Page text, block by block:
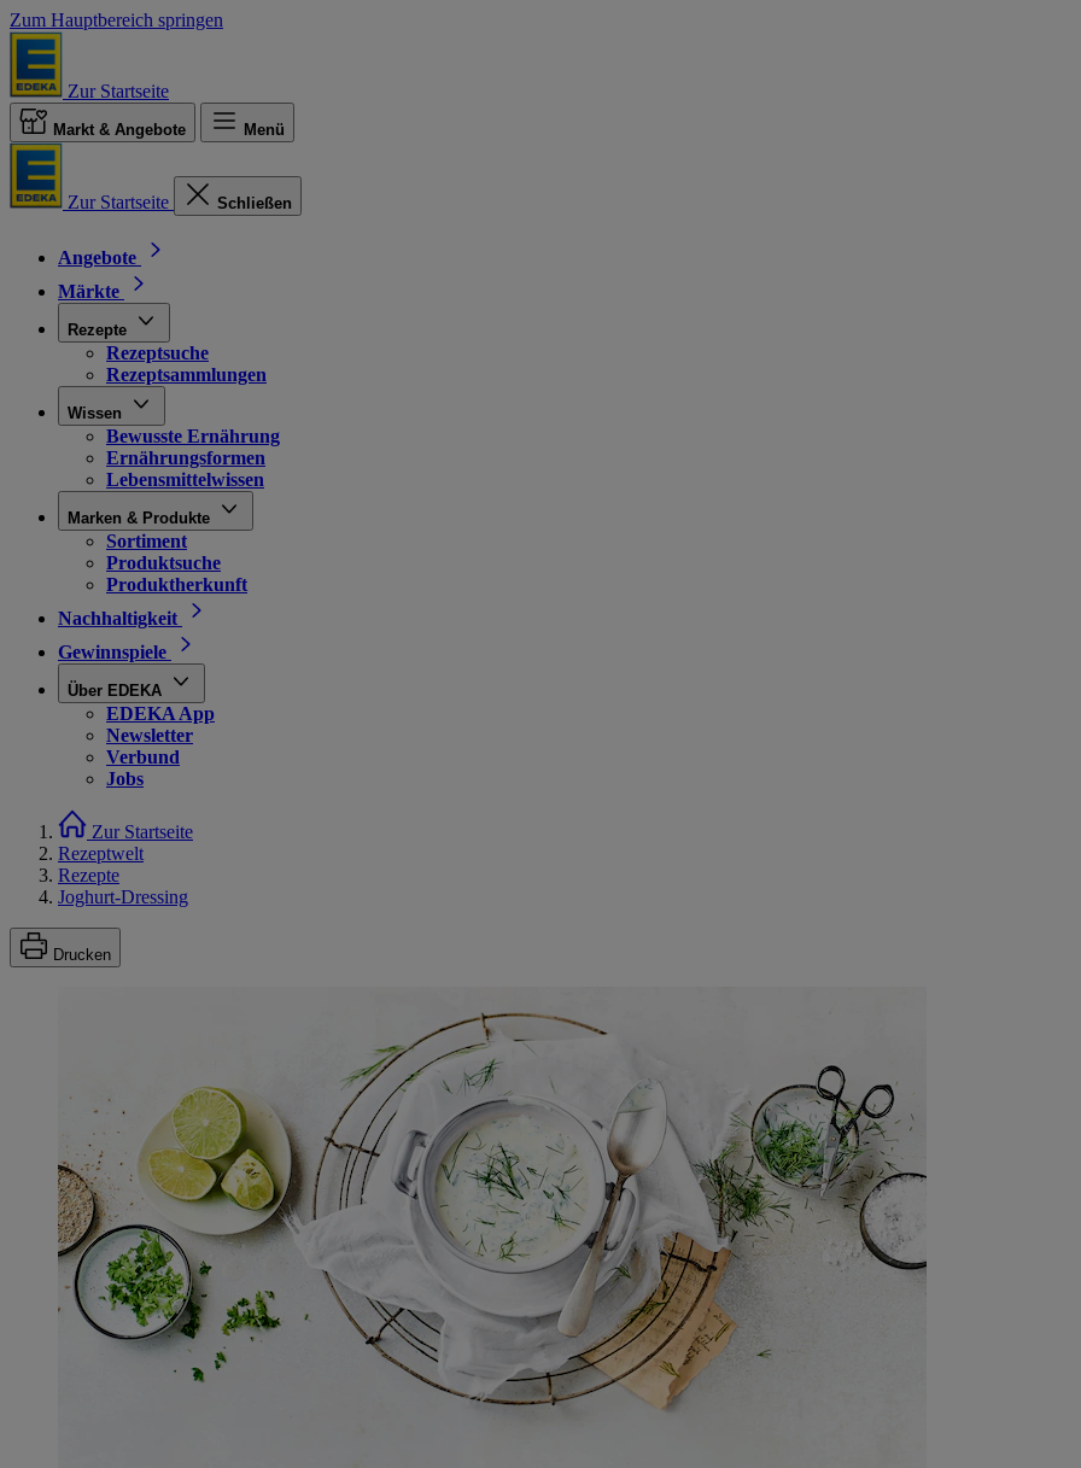
Zum Hauptbereich springen
Zur Startseite
Markt & Angebote Menü
Zur Startseite Schließen
Angebote
Märkte
Rezepte
Rezeptsuche
Rezeptsammlungen
Wissen
Bewusste Ernährung
Ernährungsformen
Lebensmittelwissen
Marken & Produkte
Sortiment
Produktsuche
Produktherkunft
Nachhaltigkeit
Gewinnspiele
Über EDEKA
EDEKA App
Newsletter
Verbund
Jobs
Zur Startseite
Rezeptwelt
Rezepte
Joghurt-Dressing
Drucken